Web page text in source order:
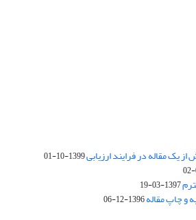
یک مقاله در فرایند ارزیابی1399-10-01
1397-03-19
و چاپ مقاله1396-12-06